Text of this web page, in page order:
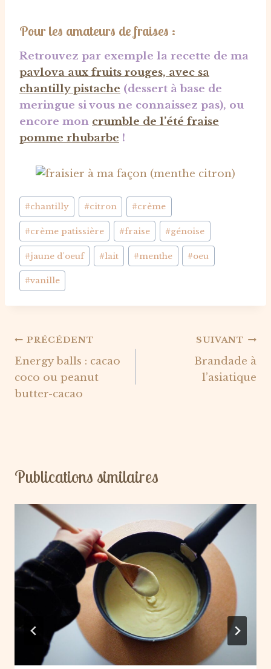
Pour les amateurs de fraises :
Retrouvez par exemple la recette de ma
pavlova aux fruits rouges, avec sa
chantilly pistache (dessert à base de
meringue si vous ne connaissez pas), ou
encore mon crumble de l’été fraise
pomme rhubarbe !
Étiquettes
de
la
publication :
#chantilly #citron #crème
#crème patissière #fraise #génoise
#jaune d'oeuf #lait #menthe #oeu
#vanille
Navigation
de
l’article
PRÉCÉDENT
Energy balls : cacao
coco ou peanut
butter-cacao
SUIVANT
Brandade à
l’asiatique
Publications similaires